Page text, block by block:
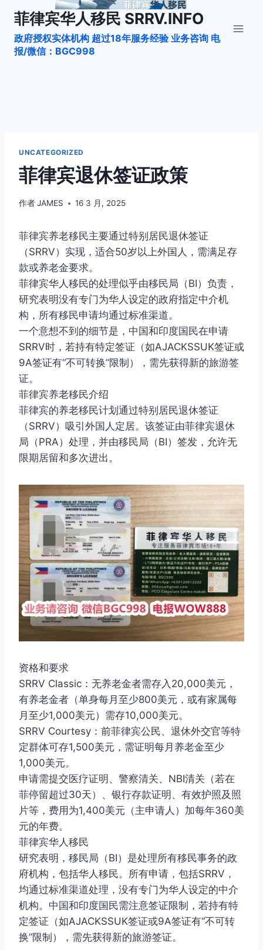
菲律宾华人移民 SRRV.INFO
政府授权实体机构 超过18年服务经验 业务咨询 电
报/微信：BGC998
UNCATEGORIZED
菲律宾退休签证政策
作者JAMES 16 3 月, 2025
菲律宾养老移民主要通过特别居民退休签证
（SRRV）实现，适合50岁以上外国人，需满足存
款或养老金要求。
菲律宾华人移民的处理似乎由移民局（BI）负责，
研究表明没有专门为华人设定的政府指定中介机
构，所有移民申请均通过标准渠道。
一个意想不到的细节是，中国和印度国民在申请
SRRV时，若持有特定签证（如AJACKSSUK签证或
9A签证有“不可转换”限制），需先获得新的旅游签
证。
菲律宾养老移民介绍
菲律宾的养老移民计划通过特别居民退休签证
（SRRV）吸引外国人定居。该签证由菲律宾退休
局（PRA）处理，并由移民局（BI）签发，允许无
限期居留和多次进出。
资格和要求
SRRV Classic：无养老金者需存入20,000美元，
有养老金者（单身每月至少800美元，或有家属每
月至少1,000美元）需存10,000美元。
SRRV Courtesy：前菲律宾公民、退休外交官等特
定群体可存1,500美元，需证明每月养老金至少
1,000美元。
申请需提交医疗证明、警察清关、NBI清关（若在
菲停留超过30天）、银行存款证明、有效护照及照
片等，费用为1,400美元（主申请人）加每年360美
元的年费。
菲律宾华人移民
研究表明，移民局（BI）是处理所有移民事务的政
府机构，包括华人移民。所有申请，包括SRRV，
均通过标准渠道处理，没有专门为华人设定的中介
机构。中国和印度国民需注意签证限制，若持有特
定签证（如AJACKSSUK签证或9A签证有“不可转
换”限制），需先获得新的旅游签证。